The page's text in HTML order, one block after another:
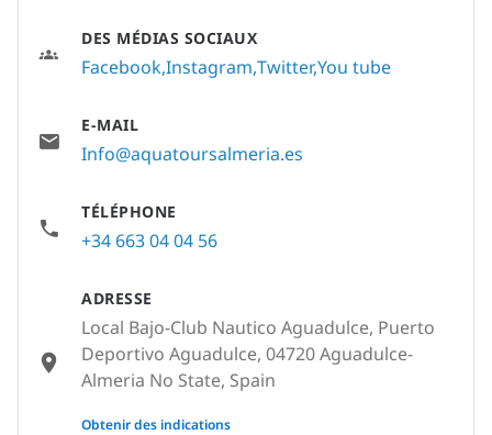
DES MÉDIAS SOCIAUX
FacebookInstagram TwitterYou tube
E-MAIL
Info@aquatoursalmeria.es
TÉLÉPHONE
+34 663 04 04 56
ADRESSE
Local Bajo-Club Nautico Aguadulce, Puerto
Deportivo Aguadulce, 04720 Aguadulce-
Almeria No State, Spain
None
Obtenir des indications